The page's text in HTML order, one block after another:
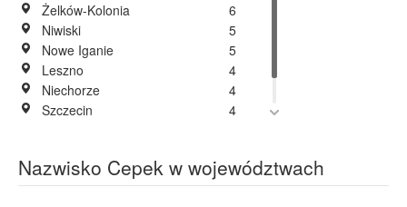
Żelków-Kolonia
6
Niwiski
5
Nowe Iganie
5
Leszno
4
Niechorze
4
Szczecin
4
Nazwisko Cepek w województwach